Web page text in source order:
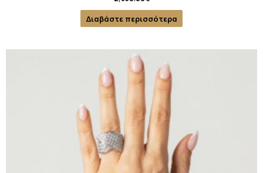
Διαβάστε περισσότερα